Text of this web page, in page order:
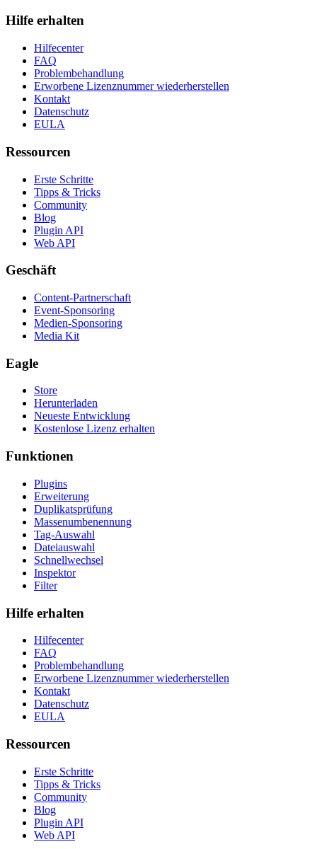
Hilfe erhalten
Hilfecenter
FAQ
Problembehandlung
Erworbene Lizenznummer wiederherstellen
Kontakt
Datenschutz
EULA
Ressourcen
Erste Schritte
Tipps & Tricks
Community
Blog
Plugin API
Web API
Geschäft
Content-Partnerschaft
Event-Sponsoring
Medien-Sponsoring
Media Kit
Eagle
Store
Herunterladen
Neueste Entwicklung
Kostenlose Lizenz erhalten
Funktionen
Plugins
Erweiterung
Duplikatsprüfung
Massenumbenennung
Tag-Auswahl
Dateiauswahl
Schnellwechsel
Inspektor
Filter
Hilfe erhalten
Hilfecenter
FAQ
Problembehandlung
Erworbene Lizenznummer wiederherstellen
Kontakt
Datenschutz
EULA
Ressourcen
Erste Schritte
Tipps & Tricks
Community
Blog
Plugin API
Web API